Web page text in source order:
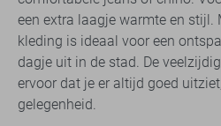
een extra laagje warmte en stijl.
kleding is ideaal voor een
dagje uit in de stad. De
ervoor dat je er altijd goed
gelegenheid.